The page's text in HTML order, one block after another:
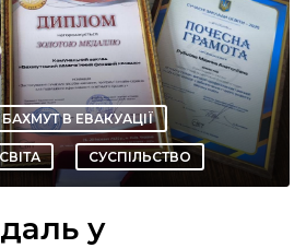
БАХМУТ В ЕВАКУАЦІЇ
СУСПІЛЬСТВО
у